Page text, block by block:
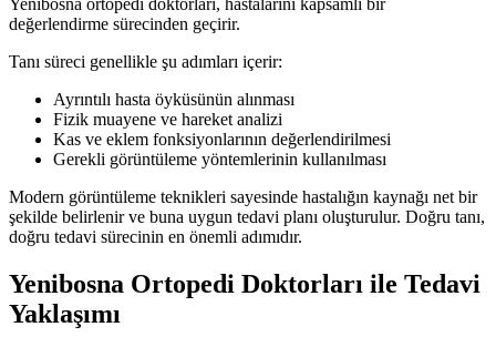
değerlendirme sürecinden geçirir.
Tanı süreci genellikle şu adımları içerir:
Ayrıntılı hasta öyküsünün alınması
Fizik muayene ve hareket analizi
Kas ve eklem fonksiyonlarının değerlendirilmesi
Gerekli görüntüleme yöntemlerinin kullanılması
Modern görüntüleme teknikleri sayesinde hastalığın kaynağı net bir
şekilde belirlenir ve buna uygun tedavi planı oluşturulur. Doğru tanı,
doğru tedavi sürecinin en önemli adımıdır.
Yenibosna Ortopedi Doktorları ile Tedavi
Yaklaşımı